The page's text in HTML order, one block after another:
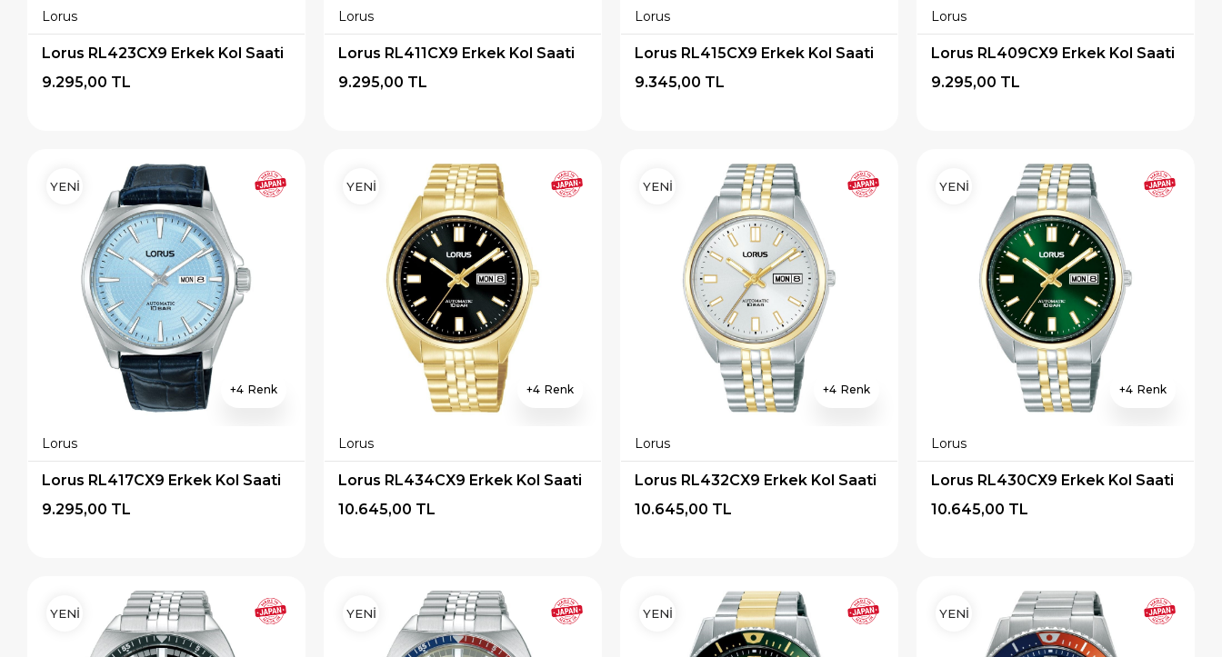
Lorus
Lorus RL423CX9 Erkek Kol Saati
9.295,00 TL
Lorus
Lorus RL411CX9 Erkek Kol Saati
9.295,00 TL
Lorus
Lorus RL415CX9 Erkek Kol Saati
9.345,00 TL
Lorus
Lorus RL409CX9 Erkek Kol Saati
9.295,00 TL
4
Lorus
Lorus RL417CX9 Erkek Kol Saati
9.295,00 TL
YENİ
4
Lorus
Lorus RL434CX9 Erkek Kol Saati
10.645,00 TL
YENİ
4
Lorus
Lorus RL432CX9 Erkek Kol Saati
10.645,00 TL
YENİ
4
Lorus
Lorus RL430CX9 Erkek Kol Saati
10.645,00 TL
YENİ
YENİ YENİ YENİ YENİ